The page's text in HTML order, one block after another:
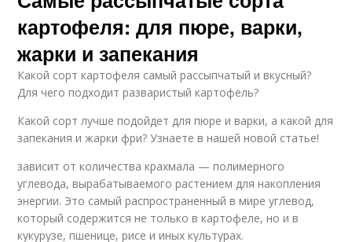
картофеля: для пюре, варки,
жарки и запекания
Какой сорт картофеля самый рассыпчатый и вкусный?
Для чего подходит разваристый картофель?
Какой сорт лучше подойдет для пюре и варки, а какой для
запекания и жарки фри? Узнаете в нашей новой статье!
зависит от количества крахмала — полимерного
углевода, вырабатываемого растением для накопления
энергии. Это самый распространенный в мире углевод,
который содержится не только в картофеле, но и в
кукурузе, пшенице, рисе и иных культурах.